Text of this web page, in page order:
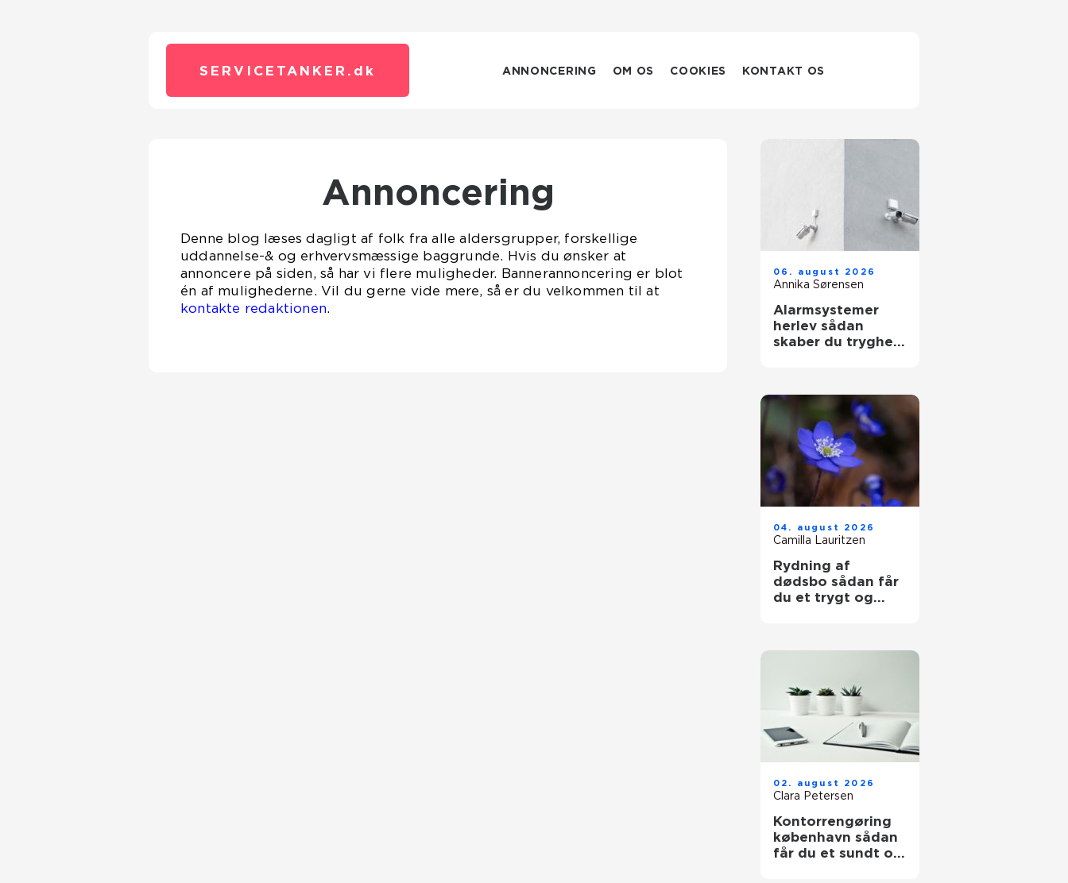
SERVICETANKER. dk ANNONCERING OM OS COOKIES KONTAKT OS
Annoncering
Denne blog læses dagligt af folk fra alle aldersgrupper, forskellige
uddannelse-& og erhvervsmæssige baggrunde. Hvis du ønsker at
annoncere på siden, så har vi flere muligheder. Bannerannoncering er blot
én af mulighederne. Vil du gerne vide mere, så er du velkommen til at
kontakte redaktionen.
06. august 2026
Annika Sørensen
Alarmsystemer
herlev sådan
skaber du tryghed
04. august 2026
Camilla Lauritzen
Rydning af
dødsbo sådan får
du et trygt og
02. august 2026
Clara Petersen
Kontorrengøring
københavn sådan
får du et sundt og